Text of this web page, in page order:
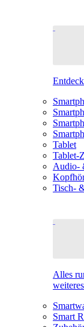
Tablet
Tablet-
Audio-
Tisch-
Alles
Smart